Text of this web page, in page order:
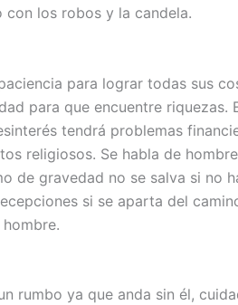
con los robos y la candela.
para lograr todas sus
para que encuentre riquezas.
tendrá problemas
religiosos. Se habla de
de gravedad no se salva si no
si se aparta del
rumbo ya que anda sin él,